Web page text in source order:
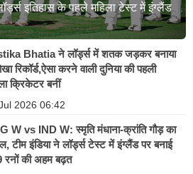
इतिहास के पहले महिला टेस्ट में इंग्लैंड
Bhatia ने लॉर्ड्स में शतक जड़कर बनाया
रिकॉर्ड,ऐसा करने वाली दुनिया की पहली
क्रिकेटर बनीं
2026 06:42
W vs IND W: स्मृति मंधाना-क्रांति गौड़ का
टीम इंडिया ने लॉर्ड्स टेस्ट में इंग्लैंड पर बनाई
रनों की अहम बढ़त